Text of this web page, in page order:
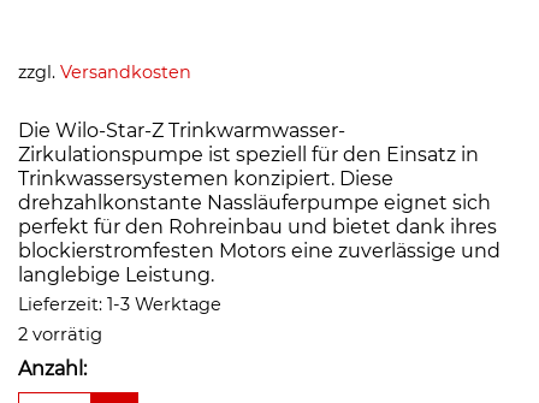
zzgl. Versandkosten
Die Wilo-Star-Z Trinkwarmwasser-
Zirkulationspumpe ist speziell für den Einsatz in
Trinkwassersystemen konzipiert. Diese
drehzahlkonstante Nassläuferpumpe eignet sich
perfekt für den Rohreinbau und bietet dank ihres
blockierstromfesten Motors eine zuverlässige und
langlebige Leistung.
Lieferzeit: 1-3 Werktage
2 vorrätig
Anzahl: